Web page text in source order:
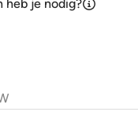
heb je nodig?